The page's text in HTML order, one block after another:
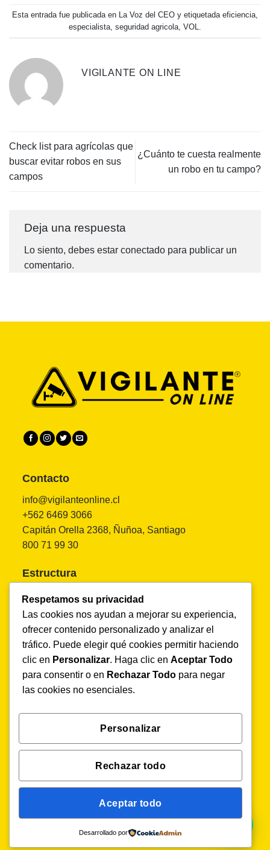
Esta entrada fue publicada en La Voz del CEO y etiquetada eficiencia
especialista seguridad agricola VOL
VIGILANTE ON LINE
Check list para agrícolas que
buscar evitar robos en sus
campos
¿Cuánto te cuesta realmente
un robo en tu campo?
Deja una respuesta
Lo siento, debes estar conectado para publicar un
comentario.
Contacto
info@vigilanteonline.cl
+562 6469 3066
Capitán Orella 2368, Ñuñoa, Santiago
800 71 99 30
Estructura
Inicio
Nosotros
Soluciones
Productos
Agenda una demo
Trabaja con nosotros
Demo sin costo
Televigilancia Agrícola especializada y eficiente.
Solicita tu DEMO aquí.
Solicita tu demo gratis
Copyright 2026 ©Vigilante On Line| Powered by
Respetamos su privacidad
Las cookies nos ayudan a mejorar su experiencia,
ofrecer contenido personalizado y analizar el
tráfico. Puede elegir qué cookies permitir haciendo
clic en Personalizar. Haga clic en Aceptar Todo
para consentir o en Rechazar Todo para negar
las cookies no esenciales.
Personalizar
Rechazar todo
Aceptar todo
Desarrollado por